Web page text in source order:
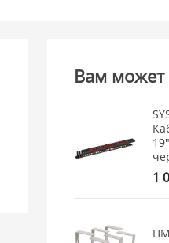
Вам может
1